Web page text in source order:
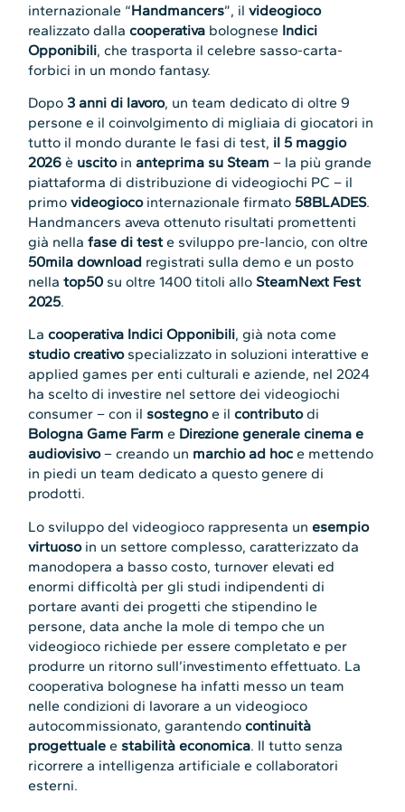
internazionale “Handmancers”, ilvideogioco
realizzato dallacooperativa bolognese Indici
Opponibili, che trasporta il celebre sasso-carta-
forbici in un mondo fantasy.
Dopo 3 anni di lavoro, un team dedicato di oltre 9
persone e il coinvolgimento di migliaia di giocatori in
tutto il mondo durante le fasi di test, il 5 maggio
2026 è uscitoinanteprima su Steam – la più grande
piattaforma di distribuzione di videogiochi PC – il
primovideogiocointernazionale firmato 58BLADES.
Handmancers aveva ottenuto risultati promettenti
già nellafase di test e sviluppo pre-lancio, con oltre
50mila download registrati sulla demo e un posto
nellatop50 su oltre 1400 titoli allo SteamNext Fest
2025.
Lacooperativa Indici Opponibili, già nota come
studio creativospecializzato in soluzioni interattive e
applied games per enti culturali e aziende, nel 2024
ha scelto di investire nel settore dei videogiochi
consumer – con il sostegnoe ilcontributodi
Bologna Game Farm e Direzione generale cinema e
audiovisivo– creando un marchio ad hoce mettendo
in piedi un team dedicato a questo genere di
prodotti.
Lo sviluppo del videogioco rappresenta unesempio
virtuosoin un settore complesso, caratterizzato da
manodopera a basso costo, turnover elevati ed
enormi difficoltà per gli studi indipendenti di
portare avanti dei progetti che stipendino le
persone, data anche la mole di tempo che un
videogioco richiede per essere completato e per
produrre un ritorno sull’investimento effettuato. La
cooperativa bolognese ha infatti messo un team
nelle condizioni di lavorare a un videogioco
autocommissionato, garantendocontinuità
progettuale e stabilità economica. Il tutto senza
ricorrere a intelligenza artificiale e collaboratori
esterni.